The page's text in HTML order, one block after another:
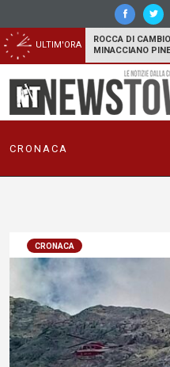
ULTIM'ORA
ROCCA DI
MINACCIANO
CRONACA
CRONACA